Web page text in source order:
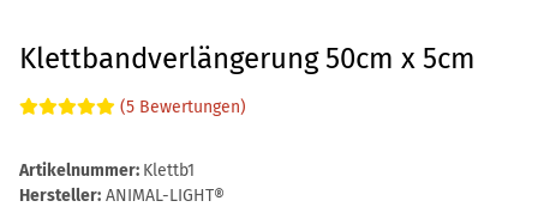
Klettbandverlängerung 50cm x 5cm
(5 Bewertungen)
Artikelnummer: Klettb1
Hersteller: ANIMAL-LIGHT®